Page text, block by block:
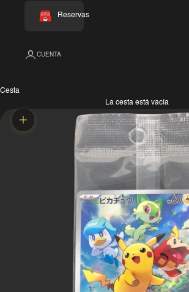
Reservas
CUENTA
Cesta
La cesta está vacía
Zoom